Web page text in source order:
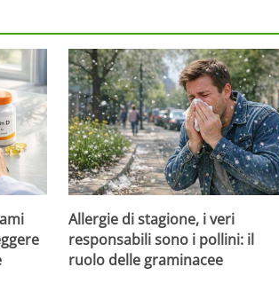
Allergie di stagione, i veri
responsabili sono i pollini: il
ruolo delle graminacee